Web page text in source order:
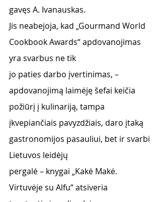
gavęs A. Ivanauskas.
Jis neabejoja, kad „Gourmand World
Cookbook Awards“ apdovanojimas
yra svarbus ne tik
jo paties darbo įvertinimas, –
apdovanojimą laimėję šefai keičia
požiūrį į kulinariją, tampa
įkvepiančiais pavyzdžiais, daro įtaką
gastronomijos pasauliui, bet ir svarbi
Lietuvos leidėjų
pergalė – knygai „Kakė Makė.
Virtuvėje su Alfu“ atsiveria